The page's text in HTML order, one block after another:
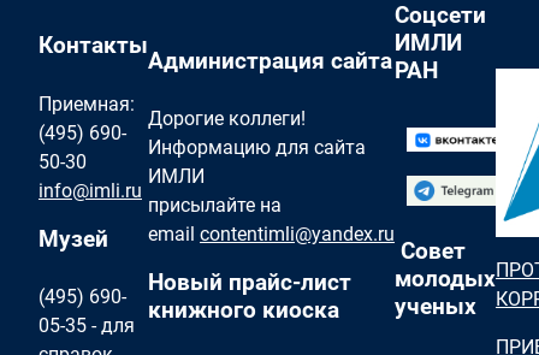
Контакты
Приемная:
(495) 690-
50-30
info@imli.ru
Музей
(495) 690-
05-35 - для
Администрация сайта
Дорогие коллеги!
Информацию для сайта
ИМЛИ
присылайте на
email contentimli@yandex.ru
Новый прайс-лист
книжного киоска
Соцсети
ИМЛИ
РАН
Совет
молодых
ученых